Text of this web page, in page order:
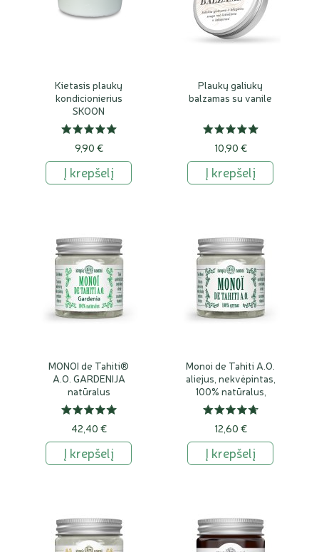
Kietasis plaukų
kondicionierius
SKOON
hypoallergenic, 60 g.
9,90 €
Į krepšelį
Plaukų galiukų
balzamas su vanile
10,90 €
Į krepšelį
MONOI de Tahiti®
A.O. GARDENIJA
natūralus
aromatizuotas aliejus
42,40 €
Į krepšelį
Monoi de Tahiti A.O.
aliejus, nekvėpintas,
100% natūralus,
grynas
12,60 €
Į krepšelį